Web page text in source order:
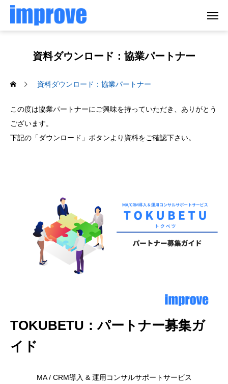
資料ダウンロード：協業パートナー
資料ダウンロード：協業パートナー
この度は協業パートナーにご興味を持っていただき、ありがとう
ございます。
下記の「ダウンロード」ボタンより資料をご確認下さい。
TOKUBETU：パートナー募集ガ
イド
MA / CRM導入 & 運用コンサルサポートサービス